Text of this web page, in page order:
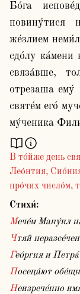
Бо́га
повину́тися
же́злием
сдо́лу
связа́вше,
отрезаша ему́
святе́м его́
В то́йже день
Лео́нтия,
про́чих число́м,
Стихи́:
Мече́м Ману́ил
Чтяй
Гео́ргия и
Посеца́ют
Неизрече́нно